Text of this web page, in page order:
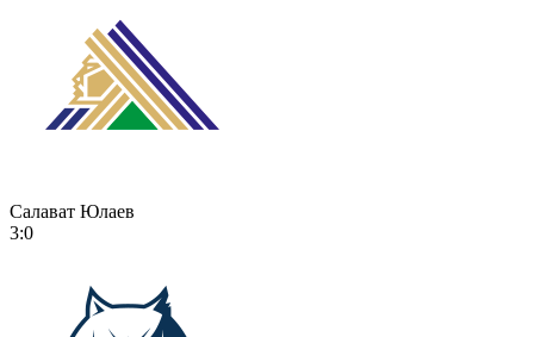
Салават Юлаев
3:0